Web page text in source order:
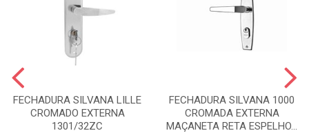
FECHADURA SILVANA LILLE
CROMADO EXTERNA
1301/32ZC
FECHADURA SILVANA 1000
CROMADA EXTERNA
MAÇANETA RETA ESPELHO...